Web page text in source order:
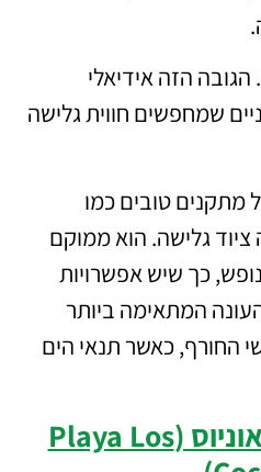
הגובה הזה אידיאלי
שמחפשים חווית גלישה
מתקנים טובים כמו
גלישה. הוא ממוקם
כך שיש אפשרויות
המתאימה ביותר
החורף, כאשר תנאי הים
9. חוף פלאיה לאוניוס (Playa Los